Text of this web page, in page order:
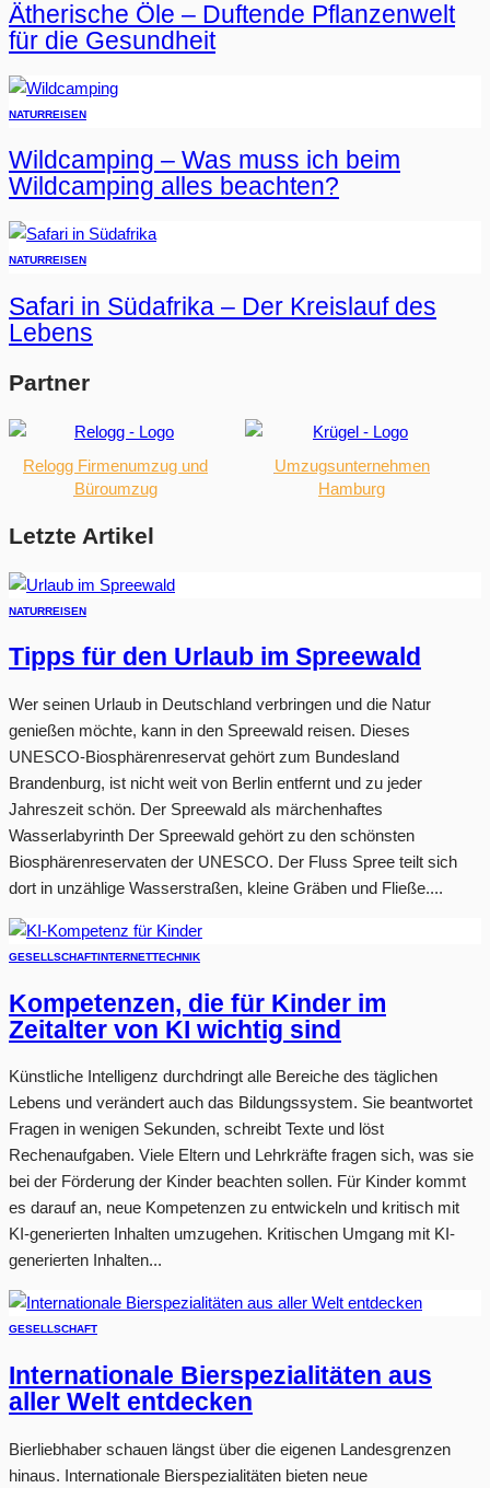
Ätherische Öle – Duftende Pflanzenwelt
für die Gesundheit
NATURREISEN
Wildcamping – Was muss ich beim
Wildcamping alles beachten?
NATURREISEN
Safari in Südafrika – Der Kreislauf des
Lebens
Partner
Relogg Firmenumzug und
Büroumzug
Umzugsunternehmen
Hamburg
Letzte Artikel
NATURREISEN
Tipps für den Urlaub im Spreewald
Wer seinen Urlaub in Deutschland verbringen und die Natur
genießen möchte, kann in den Spreewald reisen. Dieses
UNESCO-Biosphärenreservat gehört zum Bundesland
Brandenburg, ist nicht weit von Berlin entfernt und zu jeder
Jahreszeit schön. Der Spreewald als märchenhaftes
Wasserlabyrinth Der Spreewald gehört zu den schönsten
Biosphärenreservaten der UNESCO. Der Fluss Spree teilt sich
dort in unzählige Wasserstraßen, kleine Gräben und Fließe....
GESELLSCHAFTINTERNETTECHNIK
Kompetenzen, die für Kinder im
Zeitalter von KI wichtig sind
Künstliche Intelligenz durchdringt alle Bereiche des täglichen
Lebens und verändert auch das Bildungssystem. Sie beantwortet
Fragen in wenigen Sekunden, schreibt Texte und löst
Rechenaufgaben. Viele Eltern und Lehrkräfte fragen sich, was sie
bei der Förderung der Kinder beachten sollen. Für Kinder kommt
es darauf an, neue Kompetenzen zu entwickeln und kritisch mit
KI-generierten Inhalten umzugehen. Kritischen Umgang mit KI-
generierten Inhalten...
GESELLSCHAFT
Internationale Bierspezialitäten aus
aller Welt entdecken
Bierliebhaber schauen längst über die eigenen Landesgrenzen
hinaus. Internationale Bierspezialitäten bieten neue